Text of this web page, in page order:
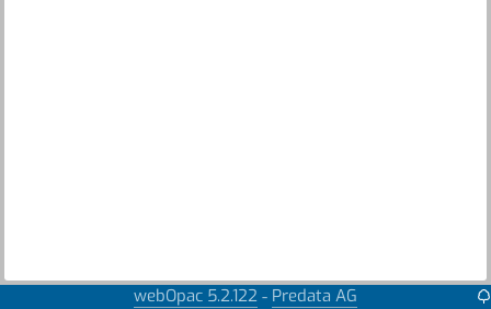
webOpac 5.2.122 - Predata AG